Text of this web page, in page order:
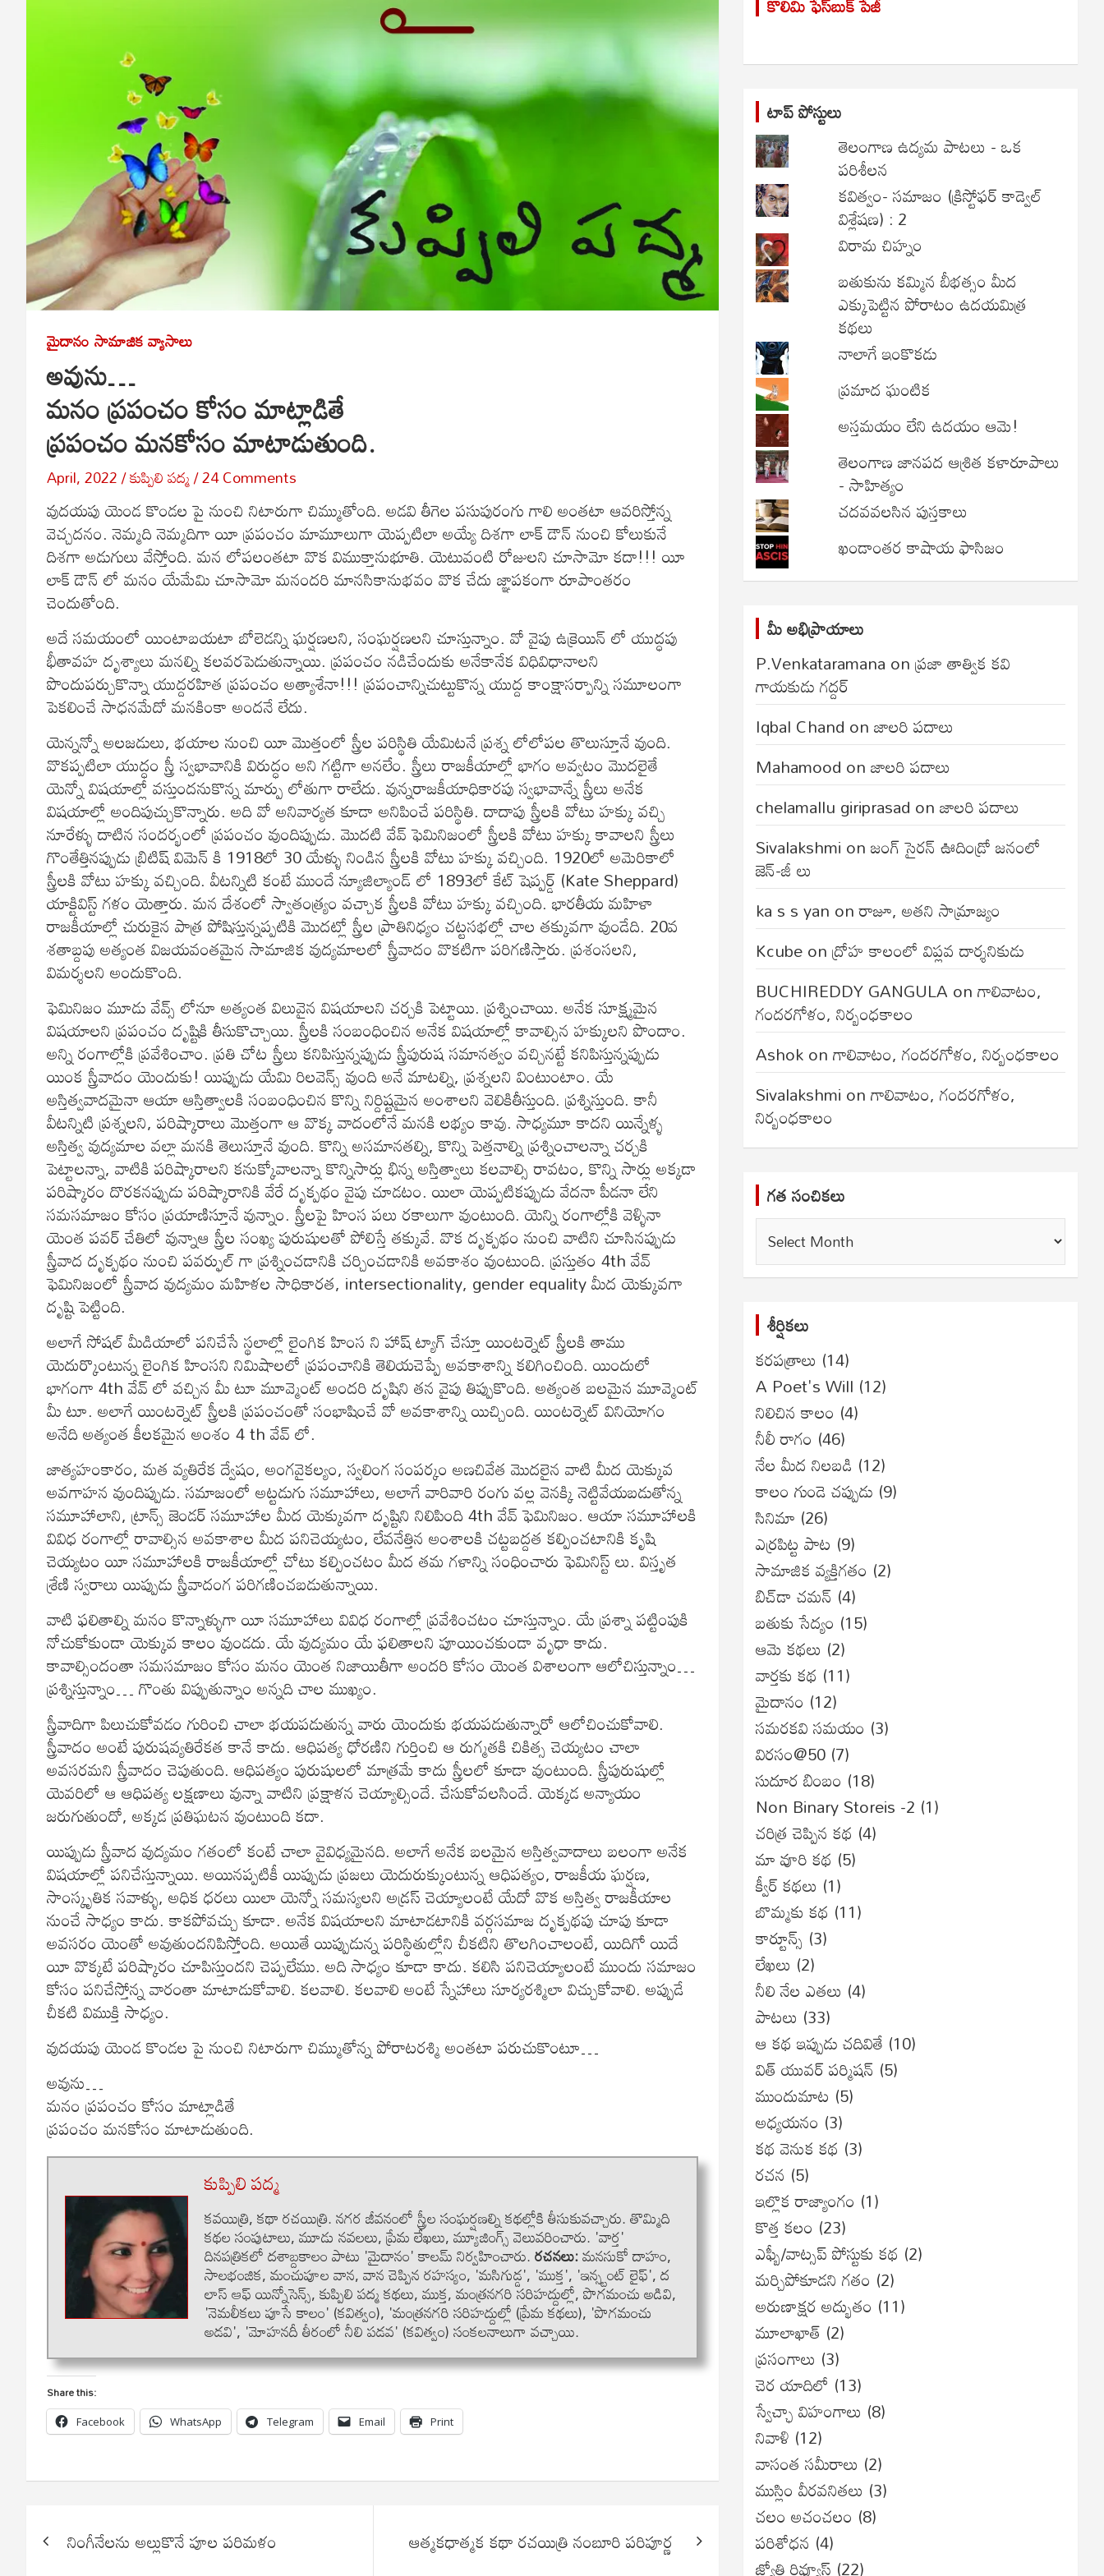
మైదానంసామాజిక వ్యాసాలు
అవును…
మనం ప్రపంచం కోసం మాట్లాడితే
ప్రపంచం మనకోసం మాటాడుతుంది.
April, 2022 కుప్పిలి పద్మ 24 Comments
వుదయపు యెండ కొండల పై నుంచి నిటారుగా చిమ్ముతోంది. అడవి తీగెల పసుపురంగు గాలి అంతటా ఆవరిస్తోన్న
వెచ్చదనం. నెమ్మది నెమ్మదిగా యీ ప్రపంచం మామూలుగా యెప్పటిలా అయ్యే దిశగా లాక్ డౌన్ నుంచి కోలుకునే
దిశగా అడుగులు వేస్తోంది. మన లోపలంతటా వొక విముక్తానుభూతి. యెటువంటి రోజులని చూసామో కదా!!! యీ
లాక్ డౌన్ లో మనం యేమేమి చూసామో మనందరి మానసికానుభవం వొక చేదు జ్ఞాపకంగా రూపాంతరం
చెందుతోంది.
అదే సమయంలో యింటాబయటా బోలెడన్ని ఘర్షణలని, సంఘర్షణలని చూస్తున్నాం. వో వైపు ఉక్రెయిన్ లో యుద్ధపు
భీతావహ దృశ్యాలు మనల్ని కలవరపెడుతున్నాయి. ప్రపంచం నడిచేందుకు అనేకానేక విధివిధానాలని
పొందుపర్చుకొన్నా యుద్దరహిత ప్రపంచం అత్యాశేనా!!! ప్రపంచాన్నిచుట్టుకొన్న యుద్ద కాంక్షాసర్పాన్ని సమూలంగా
పెకలించే సాధనమేదో మనకింకా అందనే లేదు.
యెన్నన్నో అలజడులు, భయాల నుంచి యీ మొత్తంలో స్త్రీల పరిస్థితి యేమిటనే ప్రశ్న లోలోపల తొలుస్తూనే వుంది.
వొకప్పటిలా యుద్ధం స్త్రీ స్వభావానికి విరుద్ధం అని గట్టిగా అనలేం. స్త్రీలు రాజకీయాల్లో భాగం అవ్వటం మొదలైతే
యెన్నో విషయాల్లో వస్తుందనుకొన్న మార్పు లోతుగా రాలేదు. వున్నరాజకీయాధికారపు స్వభావాన్నే స్త్రీలు అనేక
విషయాల్లో అందిపుచ్చుకొన్నారు. అది వో అనివార్యత కూడా అనిపించే పరిస్థితి. దాదాపు స్త్రీలకి వోటు హక్కు వచ్చి
నూరేళ్ళు దాటిన సందర్భంలో ప్రపంచం వుందిప్పుడు. మొదటి వేవ్ ఫెమినిజంలో స్త్రీలకి వోటు హక్కు కావాలని స్త్రీలు
గొంతేత్తినప్పుడు బ్రిటిష్ విమెన్ కి 1918లో 30 యేళ్ళు నిండిన స్త్రీలకి వోటు హక్కు వచ్చింది. 1920లో అమెరికాలో
స్త్రీలకి వోటు హక్కు వచ్చింది. వీటన్నిటి కంటే ముందే న్యూజిల్యాండ్ లో 1893లో కేట్ షెప్పర్డ్ (Kate Sheppard)
యాక్టివిస్ట్ గళం యెత్తారు. మన దేశంలో స్వాతంత్ర్యం వచ్చాక స్త్రీలకి వోటు హక్కు వచ్చింది. భారతీయ మహిళా
రాజకీయాల్లో చురుకైన పాత్ర పోషిస్తున్నప్పటికి మొదట్లో స్త్రీల ప్రాతినిధ్యం చట్టసభల్లో చాల తక్కువగా వుండేది. 20వ
శతాబ్దపు అత్యంత విజయవంతమైన సామాజిక వుద్యమాలలో స్త్రీవాదం వొకటిగా పరిగణిస్తారు. ప్రశంసలని,
విమర్శలని అందుకొంది.
ఫెమినిజం మూడు వేవ్స్ లోనూ అత్యంత విలువైన విషయాలని చర్చకి పెట్టాయి. ప్రశ్నించాయి. అనేక సూక్ష్మమైన
విషయాలని ప్రపంచం దృష్టికి తీసుకొచ్చాయి. స్త్రీలకి సంబంధించిన అనేక విషయాల్లో కావాల్సిన హక్కులని పొందాం.
అన్ని రంగాల్లోకి ప్రవేశించాం. ప్రతి చోట స్త్రీలు కనిపిస్తున్నప్పుడు స్త్రీపురుష సమానత్వం వచ్చినట్టే కనిపిస్తున్నప్పుడు
యింక స్త్రీవాదం యెందుకు! యిప్పుడు యేమి రిలవెన్స్ వుంది అనే మాటల్ని, ప్రశ్నలని వింటుంటాం. యే
అస్తిత్వవాదమైనా ఆయా ఆస్తిత్వాలకి సంబంధించిన కొన్ని నిర్దిష్టమైన అంశాలని వెలికితీస్తుంది. ప్రశ్నిస్తుంది. కానీ
వీటన్నిటి ప్రశ్నలని, పరిష్కారాలు మొత్తంగా ఆ వొక్క వాదంలోనే మనకి లభ్యం కావు. సాధ్యమూ కాదని యిన్నేళ్ళ
అస్తిత్వ వుద్యమాల వల్లా మనకి తెలుస్తూనే వుంది. కొన్ని అసమానతల్ని, కొన్ని పెత్తనాల్ని ప్రశ్నించాలన్నా చర్చకి
పెట్టాలన్నా, వాటికి పరిష్కారాలని కనుక్కోవాలన్నా కొన్నిసార్లు భిన్న అస్తిత్వాలు కలవాల్సి రావటం, కొన్ని సార్లు అక్కడా
పరిష్కారం దొరకనప్పుడు పరిష్కారానికి వేరే దృక్పథం వైపు చూడటం. యిలా యెప్పటికప్పుడు వేదనా పీడనా లేని
సమసమాజం కోసం ప్రయాణిస్తూనే వున్నాం. స్త్రీలపై హింస పలు రకాలుగా వుంటుంది. యెన్ని రంగాల్లోకి వెళ్ళినా
యెంత పవర్ చేతిలో వున్నాఆ స్త్రీల సంఖ్య పురుషులతో పోలిస్తే తక్కువే. వొక దృక్పథం నుంచి వాటిని చూసినప్పుడు
స్త్రీవాద దృక్పథం నుంచి పవర్ఫుల్ గా ప్రశ్నించడానికి చర్చించడానికి అవకాశం వుంటుంది. ప్రస్తుతం 4th వేవ్
ఫెమినిజంలో స్త్రీవాద వుద్యమం మహిళల సాధికారత, intersectionality, gender equality మీద యెక్కువగా
దృష్టి పెట్టింది.
అలాగే సోషల్ మీడియాలో పనిచేసే స్థలాల్లో లైంగిక హింస ని హాష్ ట్యాగ్ చేస్తూ యింటర్నెట్ స్త్రీలకి తాము
యెదుర్కొంటున్న లైంగిక హింసని నిమిషాలలో ప్రపంచానికి తెలియచెప్పే అవకాశాన్ని కలిగించింది. యిందులో
భాగంగా 4th వేవ్ లో వచ్చిన మీ టూ మూవ్మెంట్ అందరి దృషిని తన వైపు తిప్పుకొంది. అత్యంత బలమైన మూవ్మెంట్
మీ టూ. అలాగే యింటర్నెట్ స్త్రీలకి ప్రపంచంతో సంభాషించే వో అవకాశాన్ని యిచ్చింది. యింటర్నెట్ వినియోగం
అనేది అత్యంత కీలకమైన అంశం 4 th వేవ్ లో.
జాత్యహంకారం, మత వ్యతిరేక ద్వేషం, అంగవైకల్యం, స్వలింగ సంపర్కం అణచివేత మొదలైన వాటి మీద యెక్కువ
అవగాహన వుందిప్పుడు. సమాజంలో అట్టడుగు సమూహాలు, అలాగే వారివారి రంగు వల్ల వెనక్కి నెట్టివేయబడుతోన్న
సమూహాలాని, ట్రాన్స్ జెండర్ సమూహాల మీద యెక్కువగా దృష్టిని నిలిపింది 4th వేవ్ ఫెమినిజం. ఆయా సమూహాలకి
వివిధ రంగాల్లో రావాల్సిన అవకాశాల మీద పనిచెయ్యటం, లేవనేత్తిన అంశాలకి చట్టబద్దత కల్పించటానికి కృషి
చెయ్యటం యీ సమూహాలకి రాజకీయాల్లో చోటు కల్పించటం మీద తమ గళాన్ని సంధించారు ఫెమినిస్ట్ లు. విస్తృత
శ్రేణి స్వరాలు యిప్పుడు స్త్రీవాదంగ పరిగణించబడుతున్నాయి.
వాటి ఫలితాల్ని మనం కొన్నాళ్ళుగా యీ సమూహాలు వివిధ రంగాల్లో ప్రవేశించటం చూస్తున్నాం. యే ప్రశ్నా పట్టింపుకి
నోచుకోకుండా యెక్కువ కాలం వుండదు. యే వుద్యమం యే ఫలితాలని పూయించకుండా వృధా కాదు.
కావాల్సిందంతా సమసమాజం కోసం మనం యెంత నిజాయితీగా అందరి కోసం యెంత విశాలంగా ఆలోచిస్తున్నాం…
ప్రశ్నిస్తున్నాం… గొంతు విప్పుతున్నాం అన్నది చాల ముఖ్యం.
స్త్రీవాదిగా పిలుచుకోవడం గురించి చాలా భయపడుతున్న వారు యెందుకు భయపడుతున్నారో ఆలోచించుకోవాలి.
స్త్రీవాదం అంటే పురుషవ్యతిరేకత కానే కాదు. ఆధిపత్య ధోరణిని గుర్తించి ఆ రుగ్మతకి చికిత్స చెయ్యటం చాలా
అవసరమని స్త్రీవాదం చెపుతుంది. ఆధిపత్యం పురుషులలో మాత్రమే కాదు స్త్రీలలో కూడా వుంటుంది. స్త్రీపురుషుల్లో
యెవరిలో ఆ ఆధిపత్య లక్షణాలు వున్నా వాటిని ప్రక్షాళన చెయ్యాల్సిందే. చేసుకోవలసిందే. యెక్కడ అన్యాయం
జరుగుతుందో, అక్కడ ప్రతిఘటన వుంటుంది కదా.
యిప్పుడు స్త్రీవాద వుద్యమం గతంలో కంటే చాలా వైవిధ్యమైనది. అలాగే అనేక బలమైన అస్తిత్వవాదాలు బలంగా అనేక
విషయాల్లో పనిచేస్తున్నాయి. అయినప్పటికీ యిప్పుడు ప్రజలు యెదురుక్కుంటున్న ఆధిపత్యం, రాజకీయ ఘర్షణ,
సాంస్కృతిక సవాళ్ళు, అధిక ధరలు యిలా యెన్నో సమస్యలని అడ్రస్ చెయ్యాలంటే యేదో వొక అస్తిత్వ రాజకీయాల
నుంచే సాధ్యం కాదు. కాకపోవచ్చు కూడా. అనేక విషయాలని మాటాడటానికి వర్గసమాజ దృక్పథపు చూపు కూడా
అవసరం యెంతో అవుతుందనిపిస్తోంది. అయితే యిప్పుడున్న పరిస్థితుల్లోని చీకటిని తొలగించాలంటే, యిదిగో యిదే
యీ వొక్కటే పరిష్కారం చూపిస్తుందని చెప్పలేము. అది సాధ్యం కూడా కాదు. కలిసి పనిచెయ్యాలంటే ముందు సమాజం
కోసం పనిచేస్తోన్న వారంతా మాటాడుకోవాలి. కలవాలి. కలవాలి అంటే స్నేహాలు సూర్యరశ్మిలా విచ్చుకోవాలి. అప్పుడే
చీకటి విముక్తి సాధ్యం.
వుదయపు యెండ కొండల పై నుంచి నిటారుగా చిమ్ముతోన్న పోరాటరశ్మి అంతటా పరుచుకొంటూ…
అవును…
మనం ప్రపంచం కోసం మాట్లాడితే
ప్రపంచం మనకోసం మాటాడుతుంది.
కుప్పిలి పద్మ
కవయిత్రి, కథా రచయిత్రి. నగర జీవనంలో స్త్రీల సంఘర్షణల్ని కథల్లోకి తీసుకువచ్చారు. తొమ్మిది
కథల సంపుటాలు, మూడు నవలలు, ప్రేమ లేఖలు, మ్యూజింగ్స్ వెలువరించారు. 'వార్త'
దినపత్రికలో దశాబ్దకాలం పాటు 'మైదానం' కాలమ్ నిర్వహించారు.రచనలు:మనసుకో దాహం,
సాలభంజిక, మంచుపూల వాన, వాన చెప్పిన రహస్యం, 'మసిగుడ్డ', 'ముక్త', 'ఇన్స్టంట్ లైఫ్', ద
లాస్ ఆఫ్ యిన్నోసెన్స్, కుప్పిలి పద్మ కథలు, ముక్త, మంత్రనగరి సరిహద్దుల్లో, పొగమంచు అడివి,
'నెమలీకలు పూసే కాలం' (కవిత్వం), 'మంత్రనగరి సరిహద్దుల్లో (ప్రేమ కథలు), 'పొగమంచు
అడవి', 'మోహనదీ తీరంలో నీలి పడవ' (కవిత్వం) సంకలనాలుగా వచ్చాయి.
Share this:
Facebook WhatsApp Telegram Email Print
navigation
నింగీనేలను అల్లుకొనే పూల పరిమళం ఆత్మకధాత్మక కథా రచయిత్రి నంబూరి పరిపూర్ణ
c
టాప్ పోస్టులు
తెలంగాణ ఉద్యమ పాటలు - ఒక
పరిశీలన
కవిత్వం- సమాజం (క్రిస్టోఫర్ కాడ్వెల్
విశ్లేషణ) : 2
విరామ చిహ్నం
బతుకును కమ్మిన బీభత్సం మీద
ఎక్కుపెట్టిన పోరాటం ఉదయమిత్ర
కథలు
నాలాగే ఇంకొకడు
ప్రమాద ఘంటిక
అస్తమయం లేని ఉదయం ఆమె!
తెలంగాణ జానపద ఆశ్రిత కళారూపాలు
- సాహిత్యం
చదవవలసిన పుస్తకాలు
ఖండాంతర కాషాయ ఫాసిజం
మీ అభిప్రాయాలు
P.Venkataramana onప్రజా తాత్విక కవి
గాయకుడు గద్దర్
Iqbal Chand onజాలరి పదాలు
Mahamood onజాలరి పదాలు
chelamallu giriprasad onజాలరి పదాలు
Sivalakshmi onజంగ్‌ సైరన్‌ ఊదిండ్రో జనంలో
జెన్-జీ లు
ka s s yan onరాజూ, అతని సామ్రాజ్యం
Kcubeonద్రోహ కాలంలో విప్లవ దార్శనికుడు
BUCHIREDDY GANGULA onగాలివాటం,
గందరగోళం, నిర్బంధకాలం
Ashokonగాలివాటం, గందరగోళం, నిర్బంధకాలం
Sivalakshmi onగాలివాటం, గందరగోళం,
నిర్బంధకాలం
గత సంచికలు
గత
సంచికలు
శీర్షికలు
కరపత్రాలు (14)
A Poet's Will (12)
నిలిచిన కాలం (4)
నీలీ రాగం (46)
నేల మీద నిలబడి (12)
కాలం గుండె చప్పుడు (9)
సినిమా (26)
ఎర్రపిట్ట పాట (9)
సామాజిక వ్యక్తిగతం (2)
బిచ్‌డా చమన్ (4)
బతుకు సేద్యం (15)
ఆమె కథలు (2)
వార్తకు కథ (11)
మైదానం (12)
సమరకవి సమయం (3)
విరసం@50 (7)
సుదూర బింబం (18)
Non Binary Storeis -2 (1)
చరిత్ర చెప్పిన కథ (4)
మా వూరి కథ (5)
క్వీర్ కథలు (1)
బొమ్మకు కథ (11)
కార్టూన్స్ (3)
లేఖలు (2)
నీలి నేల ఎతలు (4)
పాటలు (33)
ఆ కథ ఇప్పుడు చదివితే (10)
విత్ యువర్ పర్మిషన్ (5)
ముందుమాట (5)
అధ్యయనం (3)
కథ వెనుక కథ (3)
రచన (5)
ఇల్లొక రాజ్యాంగం (1)
కొత్త కలం (23)
ఎఫ్బీ/వాట్సప్ పోస్టుకు కథ (2)
మర్చిపోకూడని గతం (2)
అరుణాక్షర అద్భుతం (11)
మూలాఖాత్ (2)
ప్రసంగాలు (3)
చెర యాదిలో (13)
స్వేచ్ఛా విహంగాలు (8)
నివాళి (12)
వాసంత సమీరాలు (2)
ముస్లిం వీరవనితలు (3)
చలం అచంచలం (8)
ప‌రిశోధ‌న‌ (4)
జ్యోతి రివ్యూస్ (22)